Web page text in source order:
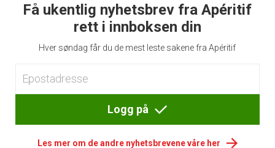
Få ukentlig nyhetsbrev fra Apéritif
rett i innboksen din
Hver søndag får du de mest leste sakene fra Apéritif
Logg på
Les mer om de andre nyhetsbrevene våre her